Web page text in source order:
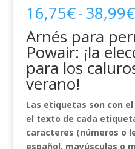
5 en base
valoracione
s de
clientes
16,75€-38,99€
Arnés para
Powair: ¡la
para los
verano!
Las etiquetas son con
el texto de cada
caracteres (números o
español, mayúsculas o